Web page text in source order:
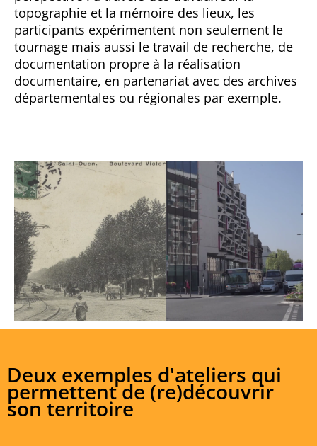
topographie et la mémoire des lieux, les
participants expérimentent non seulement le
tournage mais aussi le travail de recherche, de
documentation propre à la réalisation
documentaire, en partenariat avec des archives
départementales ou régionales par exemple.
Deux exemples d'ateliers qui
permettent de (re)découvrir
son territoire